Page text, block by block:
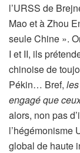
l’URSS de
Mao et à Zhou
seule Chine ».
I et II, ils
chinoise de
Pékin… Bref,
engagé que
alors, non pas
l’hégémonisme
global de haute